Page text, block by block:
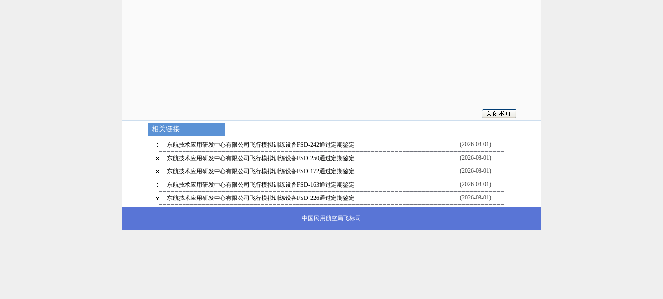
相关链接
东航技术应用研发中心有限公司飞行模拟训练设备FSD-242通过定期鉴定
(2026-08-01)
东航技术应用研发中心有限公司飞行模拟训练设备FSD-250通过定期鉴定
(2026-08-01)
东航技术应用研发中心有限公司飞行模拟训练设备FSD-172通过定期鉴定
(2026-08-01)
东航技术应用研发中心有限公司飞行模拟训练设备FSD-163通过定期鉴定
(2026-08-01)
东航技术应用研发中心有限公司飞行模拟训练设备FSD-226通过定期鉴定
(2026-08-01)
中国民用航空局飞标司